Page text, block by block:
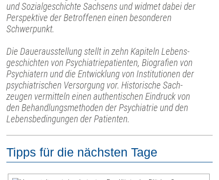
und Sozial­geschichte Sachsens und widmet dabei der
Perspektive der Betroffenen einen besonderen
Schwerpunkt.
Die Dauerausstellung stellt in zehn Kapiteln Lebens­
geschichten von Psychiatrie­patienten, Biografien von
Psychiatern und die Entwick­lung von Insti­tutionen der
psychia­trischen Versorgung vor. Histo­rische Sach­
zeugen vermitteln einen authen­tischen Eindruck von
den Behand­lungs­methoden der Psychia­trie und den
Lebens­bedingungen der Patienten.
Tipps für die nächsten Tage